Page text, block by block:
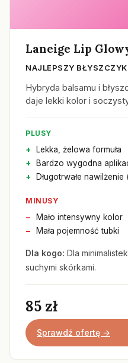
Laneige Lip
NAJLEPSZY
Hybryda balsamu i
daje lekki kolor i
PLUSY
Lekka, żelowa formuła
Bardzo wygodna
Długotrwałe
MINUSY
Mało intensywny kolor
Mała pojemność tubki
Dla kogo: Dla
suchymi skórkami.
85 zł
Sprawdź ofertę →